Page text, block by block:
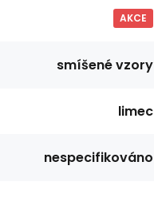
AKCE
smíšené vzory
limec
nespecifikováno